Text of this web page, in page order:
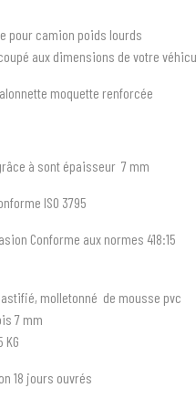
pour camion poids lourds
aux dimensions de votre
moquette renforcée
à sont épaisseur 7 mm
ISO 3795
Conforme aux normes 418:15
molletonné de mousse pvc
7 mm
18 jours ouvrés